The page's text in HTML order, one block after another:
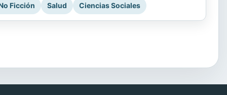
Ficción
Salud Ciencias Sociales